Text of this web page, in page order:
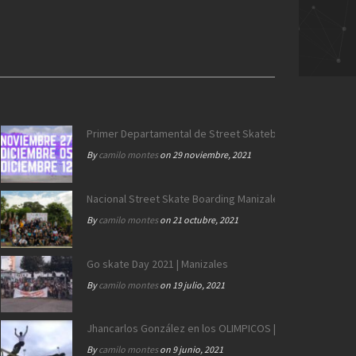
Primer Departamental de Street Skateboarding de
Bycamilo monteson 29 noviembre, 2021
Nacional Street Skate Boarding Manizales 172 años
Bycamilo monteson 21 octubre, 2021
Go skate Day 2021 | Manizales
Bycamilo monteson 19 julio, 2021
Jhancarlos González en los OLIMPICOS | Equipo SB
Bycamilo monteson 9 junio, 2021